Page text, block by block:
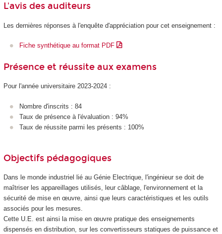
L'avis des auditeurs
Les dernières réponses à l'enquête d'appréciation pour cet enseignement :
Fiche synthétique au format PDF
Présence et réussite aux examens
Pour l'année universitaire 2023-2024 :
Nombre d'inscrits : 84
Taux de présence à l'évaluation : 94%
Taux de réussite parmi les présents : 100%
Objectifs pédagogiques
Dans le monde industriel lié au Génie Electrique, l'ingénieur se doit de
maîtriser les appareillages utilisés, leur câblage, l'environnement et la
sécurité de mise en œuvre, ainsi que leurs caractéristiques et les outils
associés pour les mesures.
Cette U.E. est ainsi la mise en œuvre pratique des enseignements
dispensés en distribution, sur les convertisseurs statiques de puissance et